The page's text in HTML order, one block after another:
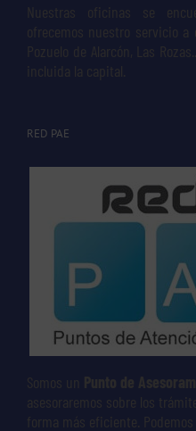
Nuestras oficinas se
ofrecemos nuestro servicio a
Pozuelo de Alarcón, Las
incluida la capital.
RED PAE
Somos un Punto de
asesoraremos sobre los
forma más eficiente.